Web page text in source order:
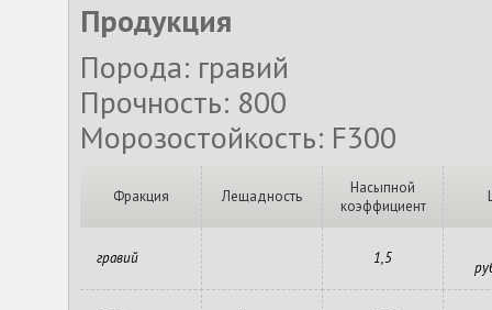
Продукция
Порода: гравий
Прочность: 800
Морозостойкость: F300
Фракция Лещадность
Насыпной
коэффициент
гравий 1,5